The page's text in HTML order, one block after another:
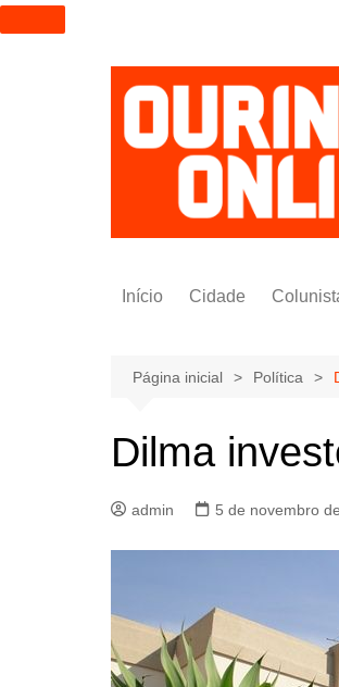
I
r
Início Cidade
Pedro
Bruno
Página inicial Política
Dilma
admin 5 de novembro